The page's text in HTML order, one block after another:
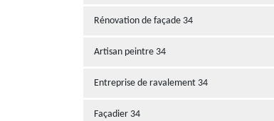
Rénovation de façade 34
Artisan peintre 34
Entreprise de ravalement 34
Façadier 34